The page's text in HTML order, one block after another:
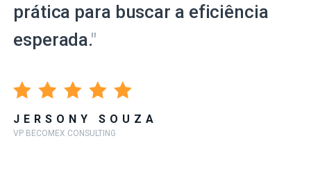
prática para buscar a eficiência
esperada."
JERSONY SOUZA
VP BECOMEX CONSULTING